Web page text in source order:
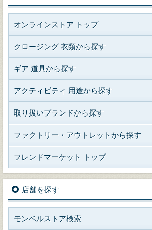
オンラインストア トップ
クロージング 衣類から探す
ギア 道具から探す
アクティビティ 用途から探す
取り扱いブランドから探す
ファクトリー・アウトレットから探す
フレンドマーケット トップ
店舗を探す
モンベルストア検索